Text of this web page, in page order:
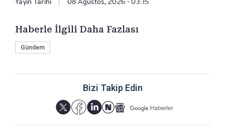
Haberle İlgili Daha Fazlası
Gündem
Bizi Takip Edin